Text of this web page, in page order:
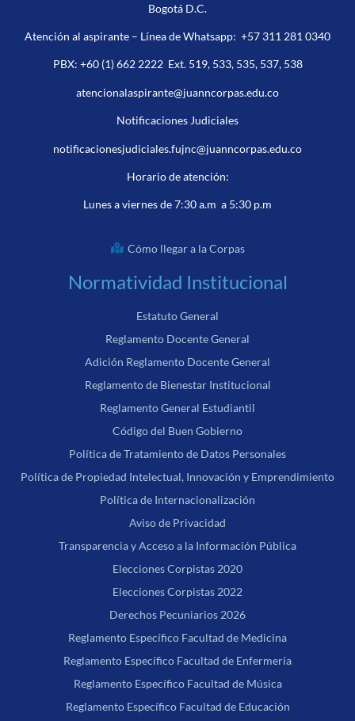
Bogotá D.C.
Atención al aspirante – Línea de Whatsapp: +57 311 281 0340
PBX: +60 (1) 662 2222Ext. 519, 533, 535, 537, 538
atencionalaspirante@juanncorpas.edu.co
Notificaciones Judiciales
notificacionesjudiciales.fujnc@juanncorpas.edu.co
Horario de atención:
Lunes a viernes de 7:30 a.m a 5:30 p.m
Cómo llegar a la Corpas
Normatividad Institucional
Estatuto General
Reglamento Docente General
Adición Reglamento Docente General
Reglamento de Bienestar Institucional
Reglamento General Estudiantil
Código del Buen Gobierno
Política de Tratamiento de Datos Personales
Política de Propiedad Intelectual, Innovación y Emprendimiento
Política de Internacionalización
Aviso de Privacidad
Transparencia y Acceso a la Información Pública
Elecciones Corpistas 2020
Elecciones Corpistas 2022
Derechos Pecuniarios 2026
Reglamento Específico Facultad de Medicina
Reglamento Específico Facultad de Enfermería
Reglamento Específico Facultad de Música
Reglamento Específico Facultad de Educación